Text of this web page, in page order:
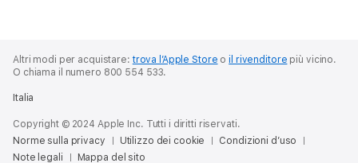
Altri modi per acquistare:trova l’Apple Store oil rivenditore più vicino.
O chiama il numero 800 554 533.
Italia
Copyright © 2024 Apple Inc. Tutti i diritti riservati.
Norme sulla privacy
Utilizzo dei cookie
Condizioni d’uso
Note legali
Mappa del sito